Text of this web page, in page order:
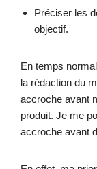
Préciser les
objectif.
En temps
la rédaction du
accroche avant
produit. Je me
accroche avant